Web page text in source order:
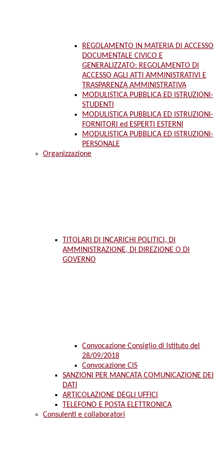
REGOLAMENTO IN MATERIA DI ACCESSO
DOCUMENTALE CIVICO E
GENERALIZZATO: REGOLAMENTO DI
ACCESSO AGLI ATTI AMMINISTRATIVI E
TRASPARENZA AMMINISTRATIVA
MODULISTICA PUBBLICA ED ISTRUZIONI-
STUDENTI
MODULISTICA PUBBLICA ED ISTRUZIONI-
FORNITORI ed ESPERTI ESTERNI
MODULISTICA PUBBLICA ED ISTRUZIONI-
PERSONALE
Organizzazione
TITOLARI DI INCARICHI POLITICI, DI
AMMINISTRAZIONE, DI DIREZIONE O DI
GOVERNO
Convocazione Consiglio di Istituto del
28/09/2018
Convocazione CIS
SANZIONI PER MANCATA COMUNICAZIONE DEI
DATI
ARTICOLAZIONE DEGLI UFFICI
TELEFONO E POSTA ELETTRONICA
Consulenti e collaboratori